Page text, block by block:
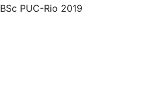
BSc PUC-Rio 2019